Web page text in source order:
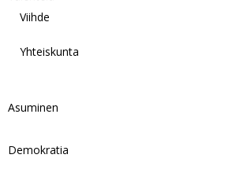
Viihde
Yhteiskunta
Asuminen
Demokratia